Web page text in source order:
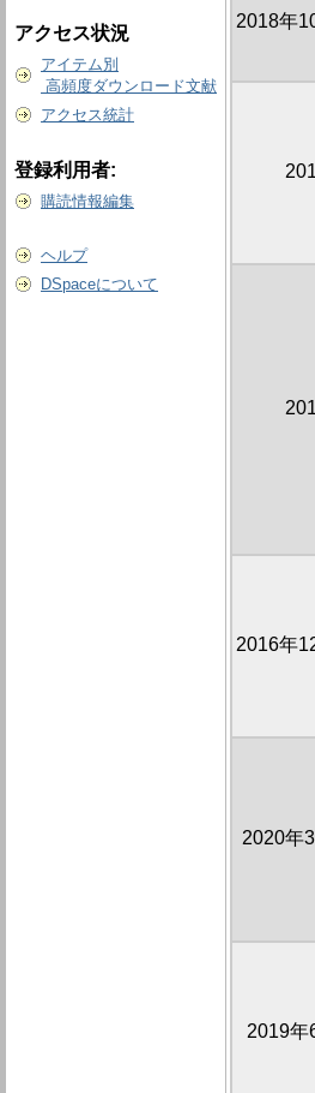
アクセス状況
アイテム別
高頻度ダウンロード文献
アクセス統計
登録利用者:
購読情報編集
ヘルプ
DSpaceについて
2018年
2016年
2020年
2019年